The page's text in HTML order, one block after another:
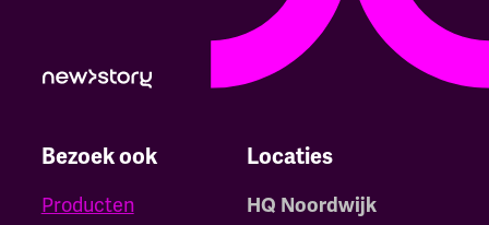
Bezoek ook
Producten
Locaties
HQ Noordwijk